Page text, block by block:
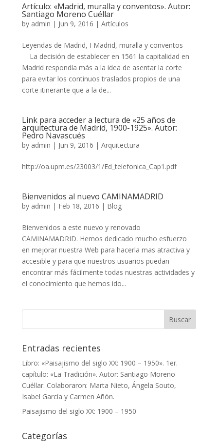
Artículo: «Madrid, muralla y conventos». Autor:
Santiago Moreno Cuéllar
by admin | Jun 9, 2016 | Artículos
Leyendas de Madrid, I Madrid, muralla y conventos
La decisión de establecer en 1561 la capitalidad en
Madrid respondía más a la idea de asentar la corte
para evitar los continuos traslados propios de una
corte itinerante que a la de...
Link para acceder a lectura de «25 años de
arquitectura de Madrid, 1900-1925». Autor:
Pedro Navascués
by admin | Jun 9, 2016 | Arquitectura
http://oa.upm.es/23003/1/Ed_telefonica_Cap1.pdf
Bienvenidos al nuevo CAMINAMADRID
by admin | Feb 18, 2016 | Blog
Bienvenidos a este nuevo y renovado
CAMINAMADRID. Hemos dedicado mucho esfuerzo
en mejorar nuestra Web para hacerla mas atractiva y
accesible y para que nuestros usuarios puedan
encontrar más fácilmente todas nuestras actividades y
el conocimiento que hemos ido...
Entradas recientes
Libro: «Paisajismo del siglo XX: 1900 – 1950». 1er.
capítulo: «La Tradición». Autor: Santiago Moreno
Cuéllar. Colaboraron: Marta Nieto, Ángela Souto,
Isabel García y Carmen Añón.
Paisajismo del siglo XX: 1900 – 1950
Categorías